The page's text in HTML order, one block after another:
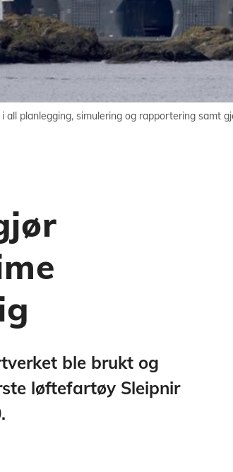
planlegging, simulering og rapportering samt
ble brukt og
løftefartøy Sleipnir